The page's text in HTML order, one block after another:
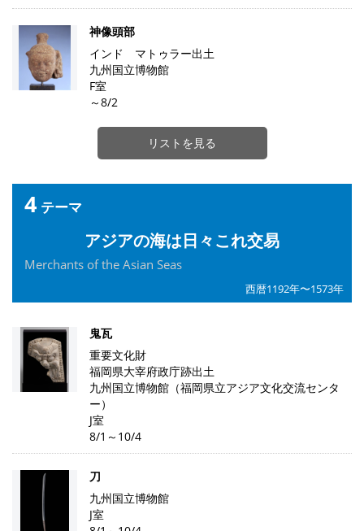
神像頭部
インド マトゥラー出土
九州国立博物館
F室
～8/2
リストを見る
4 テーマ
アジアの海は日々これ交易
Merchants of the Asian Seas
西暦1192年〜1573年
鬼瓦
重要文化財
福岡県大宰府政庁跡出土
九州国立博物館（福岡県立アジア文化交流センタ
ー）
J室
8/1～10/4
刀
九州国立博物館
J室